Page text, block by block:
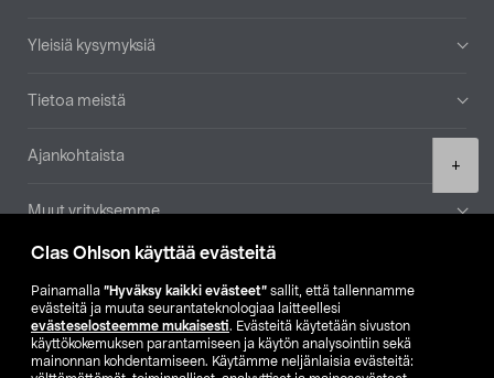
Clas Ohlson käyttää evästeitä
Painamalla ”Hyväksy kaikki evästeet” sallit, että tallennamme
evästeitä ja muuta seurantateknologiaa laitteellesi
evästeselosteemme mukaisesti. Evästeitä käytetään sivuston
käyttökokemuksen parantamiseen ja käytön analysointiin sekä
mainonnan kohdentamiseen. Käytämme neljänlaisia evästeitä:
+
Yleisiä kysymyksiä
Tietoa meistä
Ajankohtaista
Muut yrityksemme
Etsi myymälä
SE NO FI
FI SV